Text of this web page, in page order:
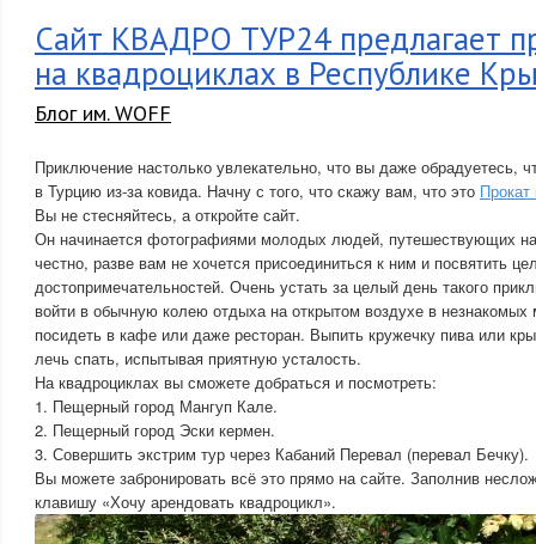
Сайт КВАДРО ТУР24 предлагает
на квадроциклах в Республике
Блог им. WOFF
Приключение настолько увлекательно, что вы даже обрадуетесь,
в Турцию из-за ковида. Начну с того, что скажу вам, что это Прокат
Вы не стесняйтесь, а откройте сайт.
Он начинается фотографиями молодых людей, путешествующих
честно, разве вам не хочется присоединиться к ним и посвятить
достопримечательностей. Очень устать за целый день такого
войти в обычную колею отдыха на открытом воздухе в незнакомых
посидеть в кафе или даже ресторан. Выпить кружечку пива или
лечь спать, испытывая приятную усталость.
На квадроциклах вы сможете добраться и посмотреть:
1. Пещерный город Мангуп Кале.
2. Пещерный город Эски кермен.
3. Совершить экстрим тур через Кабаний Перевал (перевал Бечку).
Вы можете забронировать всё это прямо на сайте. Заполнив
клавишу «Хочу арендовать квадроцикл».